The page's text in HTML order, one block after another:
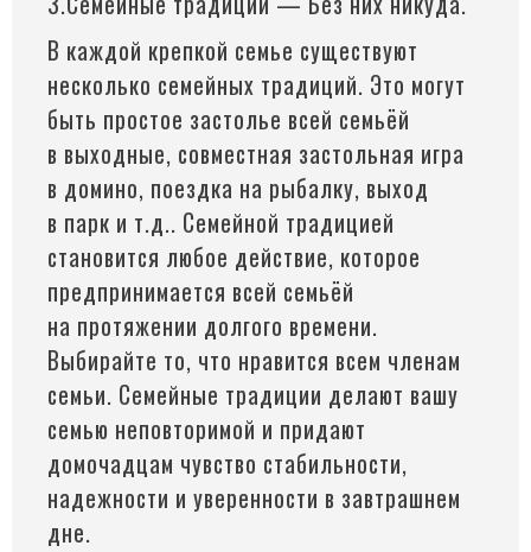
В каждой крепкой семье существуют
несколько семейных традиций. Это могут
быть простое застолье всей семьёй
в выходные, совместная застольная игра
в домино, поездка на рыбалку, выход
в парк и т.д.. Семейной традицией
становится любое действие, которое
предпринимается всей семьёй
на протяжении долгого времени.
Выбирайте то, что нравится всем членам
семьи. Семейные традиции делают вашу
семью неповторимой и придают
домочадцам чувство стабильности,
надежности и уверенности в завтрашнем
дне.